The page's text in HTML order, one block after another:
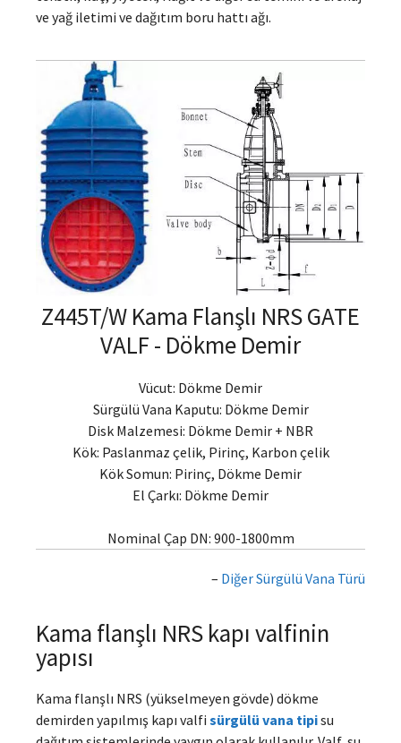
ve yağ iletimi ve dağıtım boru hattı ağı.
Z445T/W Kama Flanşlı NRS GATE
VALF - Dökme Demir
Vücut: Dökme Demir
Sürgülü Vana Kaputu: Dökme Demir
Disk Malzemesi: Dökme Demir + NBR
Kök: Paslanmaz çelik, Pirinç, Karbon çelik
Kök Somun: Pirinç, Dökme Demir
El Çarkı: Dökme Demir
Nominal Çap DN: 900-1800mm
– Diğer Sürgülü Vana Türü
Kama flanşlı NRS kapı valfinin
yapısı
Kama flanşlı NRS (yükselmeyen gövde) dökme
demirden yapılmış kapı valfi sürgülü vana tipisu